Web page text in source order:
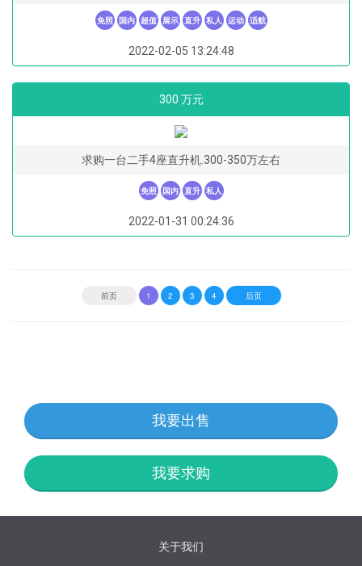
免照 国内 超值 展示 直升 私人 运动 适航
2022-02-05 13:24:48
300 万元
求购一台二手4座直升机.300-350万左右
免照 国内 直升 私人
2022-01-31 00:24:36
前页 1 2 3 4 后页
我要出售
我要求购
关于我们